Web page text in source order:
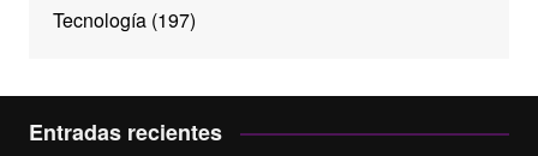
Tecnología(197)
Entradas recientes